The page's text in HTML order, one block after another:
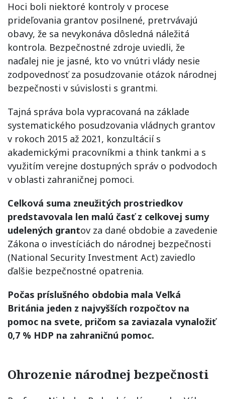
Hoci boli niektoré kontroly v procese
prideľovania grantov posilnené, pretrvávajú
obavy, že sa nevykonáva dôsledná náležitá
kontrola. Bezpečnostné zdroje uviedli, že
naďalej nie je jasné, kto vo vnútri vlády nesie
zodpovednosť za posudzovanie otázok národnej
bezpečnosti v súvislosti s grantmi.
Tajná správa bola vypracovaná na základe
systematického posudzovania vládnych grantov
v rokoch 2015 až 2021, konzultácií s
akademickými pracovníkmi a think tankmi a s
využitím verejne dostupných správ o podvodoch
v oblasti zahraničnej pomoci.
Celková suma zneužitých prostriedkov
predstavovala len malú časť z celkovej sumy
udelených grantov za dané obdobie a zavedenie
Zákona o investíciách do národnej bezpečnosti
(National Security Investment Act) zaviedlo
ďalšie bezpečnostné opatrenia.
Počas príslušného obdobia mala Veľká
Británia jeden z najvyšších rozpočtov na
pomoc na svete, pričom sa zaviazala vynaložiť
0,7 % HDP na zahraničnú pomoc.
Ohrozenie národnej bezpečnosti